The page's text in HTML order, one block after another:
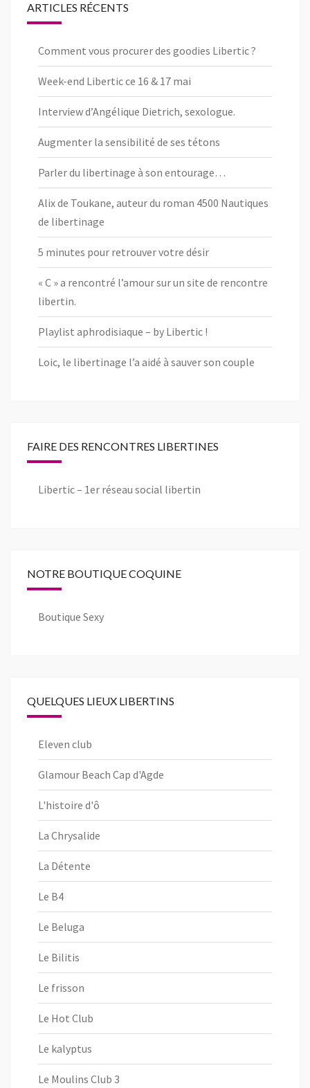
ARTICLES RÉCENTS
Comment vous procurer des goodies Libertic ?
Week-end Libertic ce 16 & 17 mai
Interview d’Angélique Dietrich, sexologue.
Augmenter la sensibilité de ses tétons
Parler du libertinage à son entourage…
Alix de Toukane, auteur du roman 4500 Nautiques
de libertinage
5 minutes pour retrouver votre désir
« C » a rencontré l’amour sur un site de rencontre
libertin.
Playlist aphrodisiaque – by Libertic !
Loic, le libertinage l’a aidé à sauver son couple
FAIRE DES RENCONTRES LIBERTINES
Libertic – 1er réseau social libertin
NOTRE BOUTIQUE COQUINE
Boutique Sexy
QUELQUES LIEUX LIBERTINS
Eleven club
Glamour Beach Cap d'Agde
L'histoire d'ô
La Chrysalide
La Détente
Le B4
Le Beluga
Le Bilitis
Le frisson
Le Hot Club
Le kalyptus
Le Moulins Club 3